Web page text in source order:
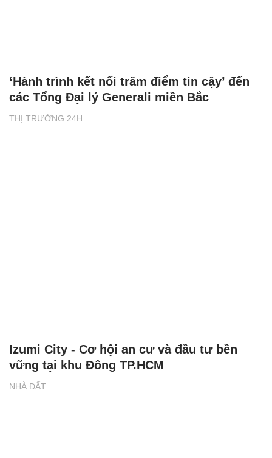
THỊ TRƯỜNG 24H
‘Hành trình kết nối trăm điểm tin cậy’ đến
các Tổng Đại lý Generali miền Bắc
NHÀ ĐẤT
Izumi City - Cơ hội an cư và đầu tư bền
vững tại khu Đông TP.HCM